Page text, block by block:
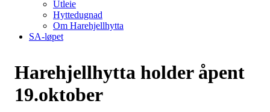
Utleie
Hyttedugnad
Om Harehjellhytta
SA-løpet
Harehjellhytta holder åpent
19.oktober